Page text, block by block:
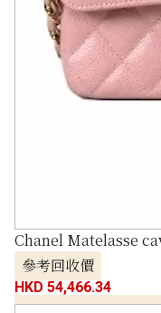
Chanel Matelasse
參考回收價
HKD 54,466.34